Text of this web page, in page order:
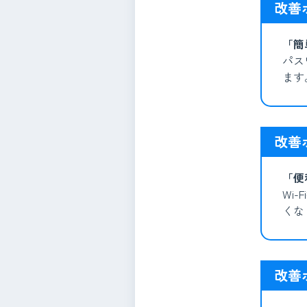
改善
「
パ
ま
改善
「
Wi-
く
改善